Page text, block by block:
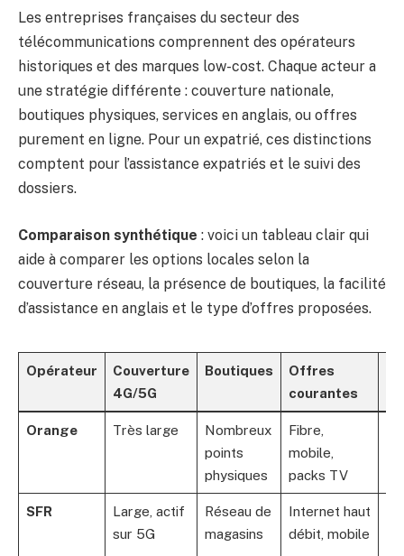
Les entreprises françaises du secteur des
télécommunications comprennent des opérateurs
historiques et des marques low-cost. Chaque acteur a
une stratégie différente : couverture nationale,
boutiques physiques, services en anglais, ou offres
purement en ligne. Pour un expatrié, ces distinctions
comptent pour l’assistance expatriés et le suivi des
dossiers.
Comparaison synthétique : voici un tableau clair qui
aide à comparer les options locales selon la
couverture réseau, la présence de boutiques, la facilité
d’assistance en anglais et le type d’offres proposées.
Opérateur
Couverture
4G/5G
Boutiques
Offres
courantes
Orange Très large
Nombreux
points
physiques
Fibre,
mobile,
packs TV
SFR
Large, actif
sur 5G
Réseau de
magasins
Internet haut
débit, mobile